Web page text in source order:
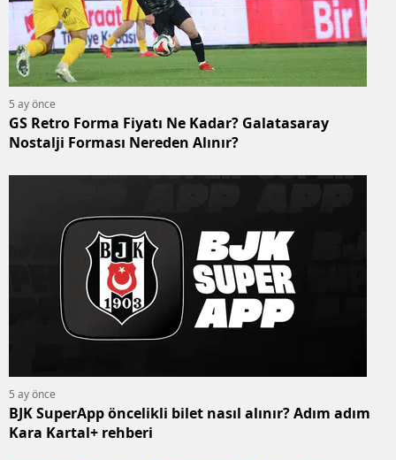
5 ay önce
GS Retro Forma Fiyatı Ne Kadar? Galatasaray
Nostalji Forması Nereden Alınır?
5 ay önce
BJK SuperApp öncelikli bilet nasıl alınır? Adım adım
Kara Kartal+ rehberi